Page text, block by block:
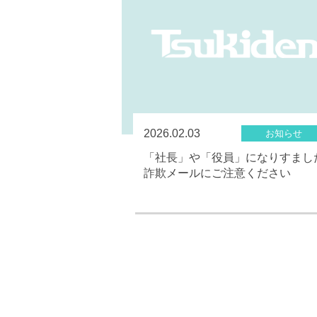
2026.02.03 お知らせ
「社長」や「役員」になりすまし
詐欺メールにご注意ください